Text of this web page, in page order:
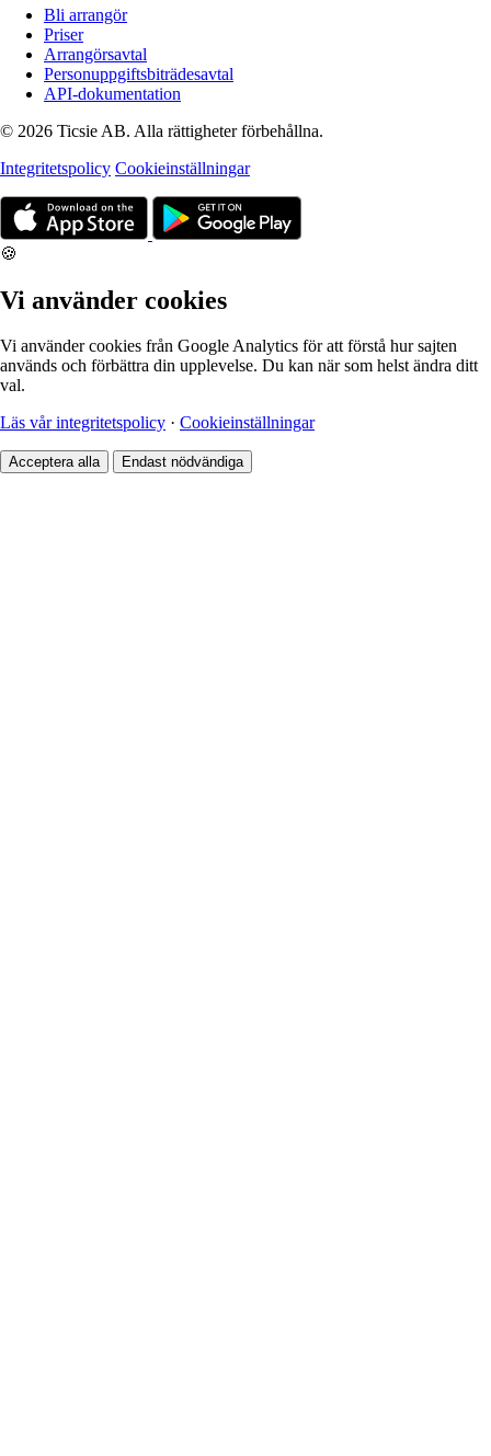
Bli arrangör
Priser
Arrangörsavtal
Personuppgiftsbiträdesavtal
API-dokumentation
© 2026 Ticsie AB. Alla rättigheter förbehållna.
Integritetspolicy Cookieinställningar
🍪
Vi använder cookies
Vi använder cookies från Google Analytics för att förstå hur sajten
används och förbättra din upplevelse. Du kan när som helst ändra ditt
val.
Läs vår integritetspolicy · Cookieinställningar
Acceptera alla Endast nödvändiga